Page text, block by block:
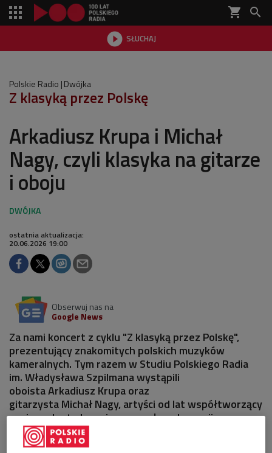
shopping_cart 
 SŁUCHAJ

Polskie Radio Dwójka
Z klasyką przez Polskę
Arkadiusz Krupa i Michał
Nagy, czyli klasyka na gitarze
i oboju
ostatnia aktualizacja:
20.06.2026 19:00
Obserwuj nas na
Google News
Za nami koncert z cyklu "Z klasyką przez Polskę",
prezentujący znakomitych polskich muzyków
kameralnych. Tym razem w Studiu Polskiego Radia
im. Władysława Szpilmana wystąpili
oboista Arkadiusz Krupa oraz
gitarzysta Michał Nagy, artyści od lat współtworzący
ceniony duet, doceniany za pełne elegancji
interpretacje, muzyczną precyzję i wyjątkową
wrażliwość brzmieniową.